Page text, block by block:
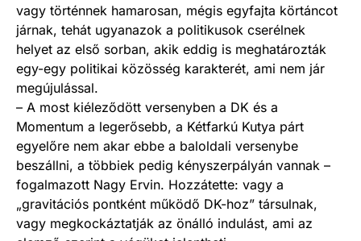
vagy történnek hamarosan, mégis egyfajta körtáncot
járnak, tehát ugyanazok a politikusok cserélnek
helyet az első sorban, akik eddig is meghatározták
egy-egy politikai közösség karakterét, ami nem jár
megújulással.
– A most kiéleződött versenyben a DK és a
Momentum a legerősebb, a Kétfarkú Kutya párt
egyelőre nem akar ebbe a baloldali versenybe
beszállni, a többiek pedig kényszerpályán vannak –
fogalmazott Nagy Ervin. Hozzátette: vagy a
„gravitációs pontként működő DK-hoz” társulnak,
vagy megkockáztatják az önálló indulást, ami az